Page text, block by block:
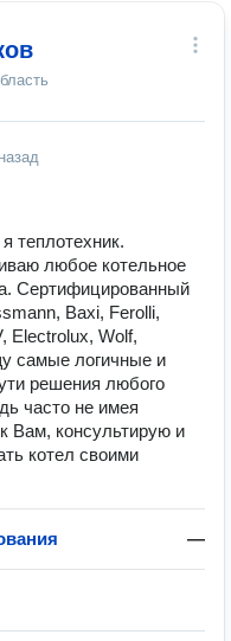
теплотехник.
любое котельное
Сертифицированный
Baxi, Ferolli,
Electrolux, Wolf,
самые логичные и
решения любого
часто не имея
Вам, консультирую и
котел своими
—